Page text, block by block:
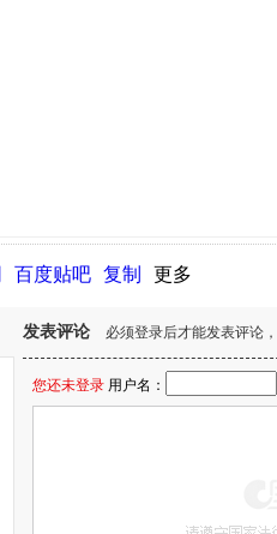
百度贴吧 复制 更多
发表评论 必须登录后才能发表评论，
您还未登录 用户名：